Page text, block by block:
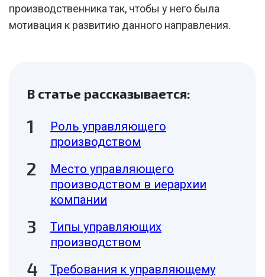
производственника так, чтобы у него была
мотивация к развитию данного направления.
В статье рассказывается:
Роль управляющего
производством
Место управляющего
производством в иерархии
компании
Типы управляющих
производством
Требования к управляющему